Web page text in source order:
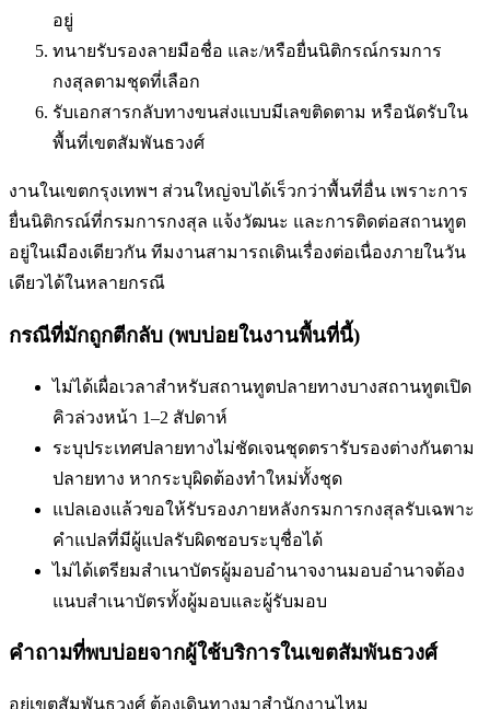
อยู่
ทนายรับรองลายมือชื่อ และ/หรือยื่นนิติกรณ์กรมการ
กงสุลตามชุดที่เลือก
รับเอกสารกลับทางขนส่งแบบมีเลขติดตาม หรือนัดรับใน
พื้นที่เขตสัมพันธวงศ์
งานในเขตกรุงเทพฯ ส่วนใหญ่จบได้เร็วกว่าพื้นที่อื่น เพราะการ
ยื่นนิติกรณ์ที่กรมการกงสุล แจ้งวัฒนะ และการติดต่อสถานทูต
อยู่ในเมืองเดียวกัน ทีมงานสามารถเดินเรื่องต่อเนื่องภายในวัน
เดียวได้ในหลายกรณี
กรณีที่มักถูกตีกลับ (พบบ่อยในงานพื้นที่นี้)
ไม่ได้เผื่อเวลาสำหรับสถานทูตปลายทางบางสถานทูตเปิด
คิวล่วงหน้า 1–2 สัปดาห์
ระบุประเทศปลายทางไม่ชัดเจนชุดตรารับรองต่างกันตาม
ปลายทาง หากระบุผิดต้องทำใหม่ทั้งชุด
แปลเองแล้วขอให้รับรองภายหลังกรมการกงสุลรับเฉพาะ
คำแปลที่มีผู้แปลรับผิดชอบระบุชื่อได้
ไม่ได้เตรียมสำเนาบัตรผู้มอบอำนาจงานมอบอำนาจต้อง
แนบสำเนาบัตรทั้งผู้มอบและผู้รับมอบ
คำถามที่พบบ่อยจากผู้ใช้บริการในเขตสัมพันธวงศ์
อยู่เขตสัมพันธวงศ์ ต้องเดินทางมาสำนักงานไหม